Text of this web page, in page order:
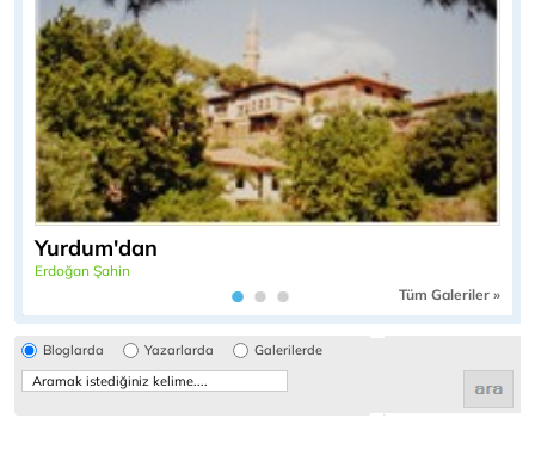
Yurdum'dan
Erdoğan Şahin
Tüm Galeriler »
Bloglarda Yazarlarda Galerilerde